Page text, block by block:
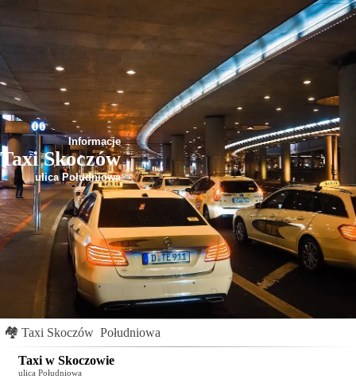
Informacje
Taxi Skoczów
ulica Południowa
🏘 Taxi Skoczów Południowa
Taxi w Skoczowie
ulica Południowa